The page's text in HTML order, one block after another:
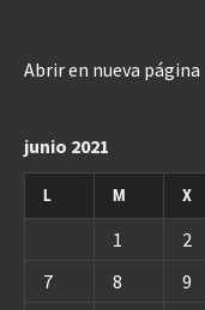
Abrir en nueva página
junio 2021
L M X
1 2
7
8 9